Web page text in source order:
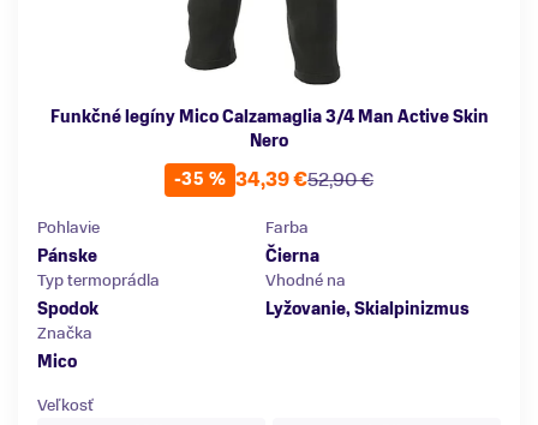
Funkčné legíny Mico Calzamaglia 3/4 Man Active Skin
Nero
-35 %
52,90 €
34,39 €
Pohlavie
Pánske
Farba
Čierna
Typ termoprádla
Spodok
Vhodné na
Lyžovanie, Skialpinizmus
Značka
Mico
Veľkosť